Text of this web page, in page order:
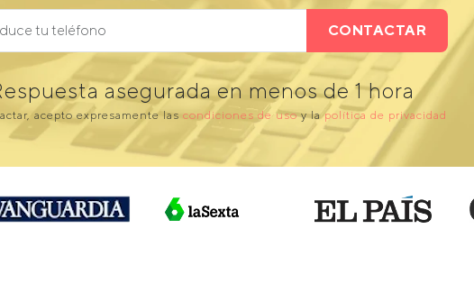
CONTACTAR
asegurada en menos de 1 hora
acepto expresamente las condiciones de usoy lapolítica de privacidad